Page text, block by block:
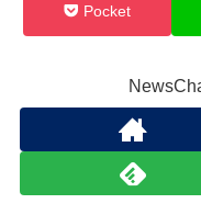
Pocket